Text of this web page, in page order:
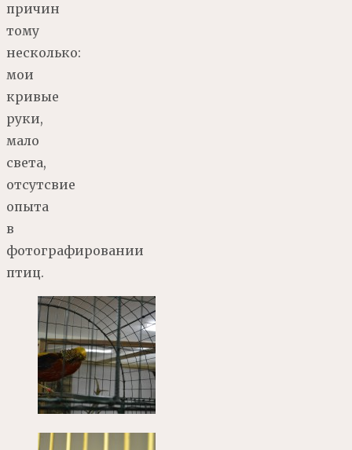
причин
тому
несколько:
мои
кривые
руки,
мало
света,
отсутсвие
опыта
в
фотографировании
птиц.